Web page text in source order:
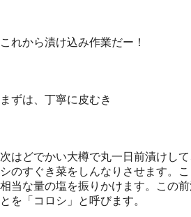
これから漬け込み作業だー！
まずは、丁寧に皮むき
次はどでかい大樽で丸一日前漬けし
シのすぐき菜をしんなりさせます。こ
相当な量の塩を振りかけます。この前
とを「コロシ」と呼びます。